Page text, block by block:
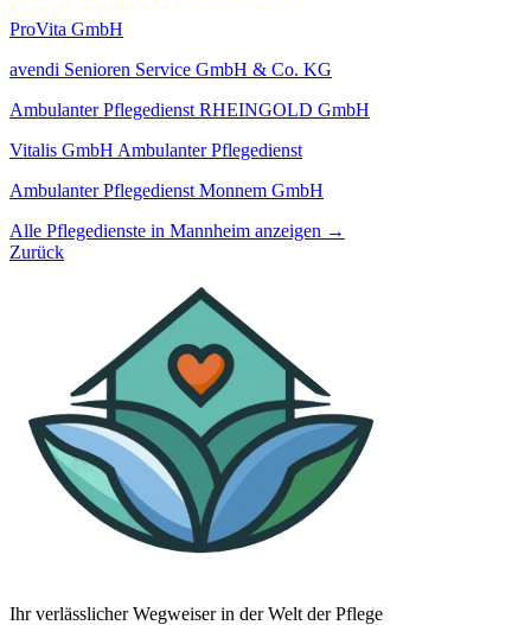
ProVita GmbH
avendi Senioren Service GmbH & Co. KG
Ambulanter Pflegedienst RHEINGOLD GmbH
Vitalis GmbH Ambulanter Pflegedienst
Ambulanter Pflegedienst Monnem GmbH
Alle Pflegedienste in Mannheim anzeigen →
Zurück
Ihr verlässlicher Wegweiser in der Welt der Pflege